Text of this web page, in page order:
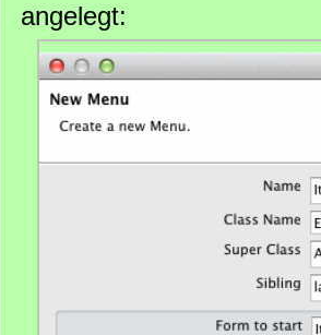
angelegt: